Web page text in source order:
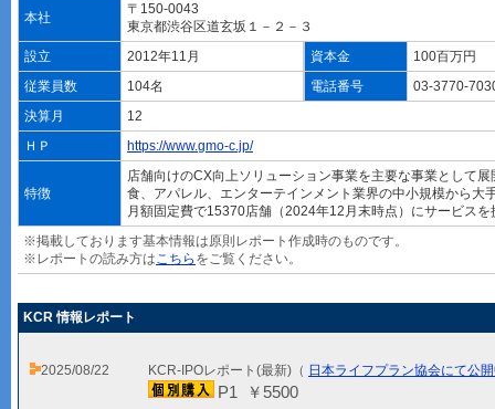
本社
〒150-0043
東京都渋谷区道玄坂１－２－３
設立
2012年11月 資本金
100百万円
従業員数
104名 電話番号
03-3770-
決算月
12
ＨＰ
https://www.gmo-c.jp/
特徴
店舗向けのCX向上ソリューション事業を主要な事業として
食、アパレル、エンターテインメント業界の中小規模から大
月額固定費で15370店舗（2024年12月末時点）にサービス
※掲載しております基本情報は原則レポート作成時のものです。
※レポートの読み方はこちら をご覧ください。
KCR 情報レポート
2025/08/22 KCR-IPOレポート(最新)（ 日本ライフプラン協会にて公
P1 ￥5500